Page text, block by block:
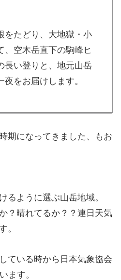
をたどり、大地獄・小
、空木岳直下の駒峰ヒ
長い登りと、地元山岳
をお届けします。
期になってきました、もお
るように選ぶ山岳地域。
？晴れてるか？？連日天気
。
ている時から日本気象協会
ます。